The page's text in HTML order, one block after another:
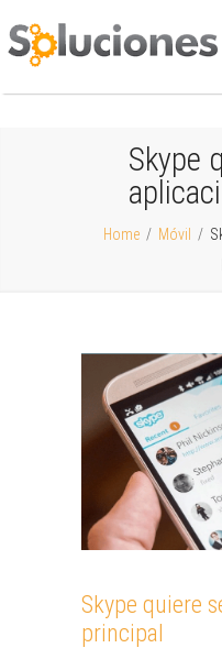
Skype
Home / Móvil /
Skype quiere
principal